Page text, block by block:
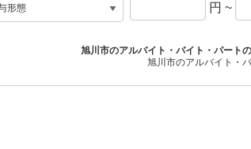
円 ~
旭川市のアルバイト・バイト・パート
旭川市のアルバイト・